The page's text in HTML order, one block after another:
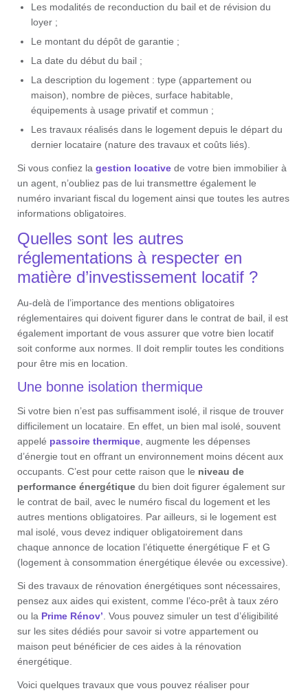
Les modalités de reconduction du bail et de révision du
loyer ;
Le montant du dépôt de garantie ;
La date du début du bail ;
La description du logement : type (appartement ou
maison), nombre de pièces, surface habitable,
équipements à usage privatif et commun ;
Les travaux réalisés dans le logement depuis le départ du
dernier locataire (nature des travaux et coûts liés).
Si vous confiez la gestion locative de votre bien immobilier à
un agent, n’oubliez pas de lui transmettre également le
numéro invariant fiscal du logement ainsi que toutes les autres
informations obligatoires.
Quelles sont les autres
réglementations à respecter en
matière d’investissement locatif ?
Au-delà de l’importance des mentions obligatoires
réglementaires qui doivent figurer dans le contrat de bail, il est
également important de vous assurer que votre bien locatif
soit conforme aux normes. Il doit remplir toutes les conditions
pour être mis en location.
Une bonne isolation thermique
Si votre bien n’est pas suffisamment isolé, il risque de trouver
difficilement un locataire. En effet, un bien mal isolé, souvent
appelé passoire thermique , augmente les dépenses
d’énergie tout en offrant un environnement moins décent aux
occupants. C’est pour cette raison que le niveau de
performance énergétique du bien doit figurer également sur
le contrat de bail, avec le numéro fiscal du logement et les
autres mentions obligatoires. Par ailleurs, si le logement est
mal isolé, vous devez indiquer obligatoirement dans
chaque annonce de location l’étiquette énergétique F et G
(logement à consommation énergétique élevée ou excessive).
Si des travaux de rénovation énergétiques sont nécessaires,
pensez aux aides qui existent, comme l’éco-prêt à taux zéro
ou la Prime Rénov’ . Vous pouvez simuler un test d’éligibilité
sur les sites dédiés pour savoir si votre appartement ou
maison peut bénéficier de ces aides à la rénovation
énergétique.
Voici quelques travaux que vous pouvez réaliser pour